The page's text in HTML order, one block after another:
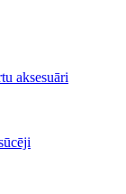
aksesuāri